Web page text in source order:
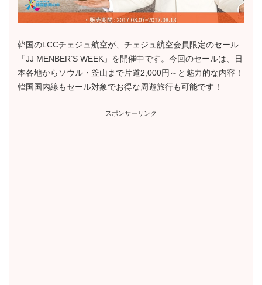
韓国のLCCチェジュ航空が、チェジュ航空会員限定のセール
「JJ MENBER’S WEEK」を開催中です。今回のセールは、日
本各地からソウル・釜山まで片道2,000円～と魅力的な内容！
韓国国内線もセール対象でお得な周遊旅行も可能です！
スポンサーリンク